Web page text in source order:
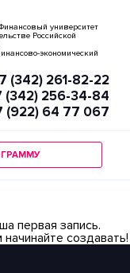
университет
Российской
экономический
(342) 261-82-22
(342) 256-34-84
(922) 64 77 067
первая запись.
создавать!